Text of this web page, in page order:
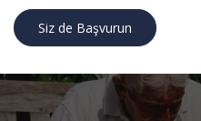
Siz de Başvurun